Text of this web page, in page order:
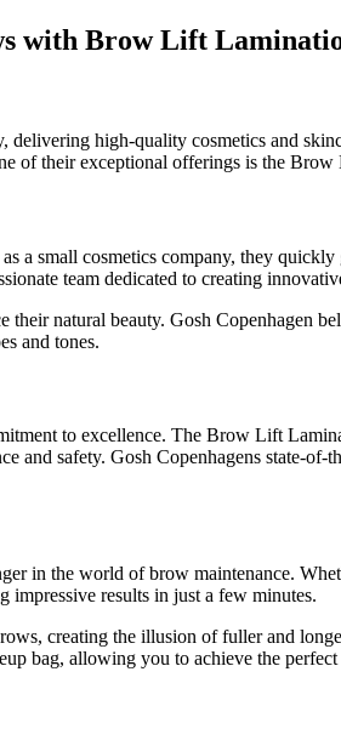
with Brow Lift
high-quality cosmetics and
of their exceptional offerings is the
a small cosmetics company, they
team dedicated to creating
natural beauty. Gosh Copenhagen
and tones.
to excellence. The Brow Lift
and safety. Gosh Copenhagens state-
in the world of brow maintenance.
impressive results in just a few minutes.
creating the illusion of fuller and
bag, allowing you to achieve the